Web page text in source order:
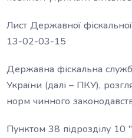
Лист Державної
13-02-03-15
Державна фіскальна
України (далі – ПКУ),
норм чинного
Пунктом 38 підрозділу 10